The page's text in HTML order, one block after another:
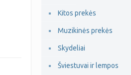
Kitos prekės
Muzikinės prekės
Skydeliai
Šviestuvai ir lempos